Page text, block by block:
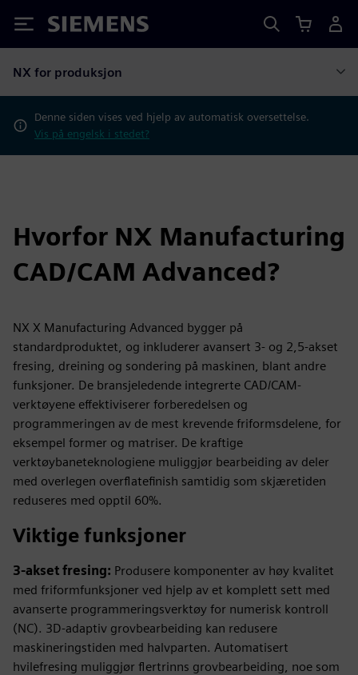
Siemens
NX for produksjon
Denne siden vises ved hjelp av automatisk oversettelse.
Vis på engelsk i stedet?
Hvorfor NX Manufacturing
CAD/CAM Advanced?
NX X Manufacturing Advanced bygger på
standardproduktet, og inkluderer avansert 3- og 2,5-akset
fresing, dreining og sondering på maskinen, blant andre
funksjoner. De bransjeledende integrerte CAD/CAM-
verktøyene effektiviserer forberedelsen og
programmeringen av de mest krevende friformsdelene, for
eksempel former og matriser. De kraftige
verktøybaneteknologiene muliggjør bearbeiding av deler
med overlegen overflatefinish samtidig som skjæretiden
reduseres med opptil 60%.
Viktige funksjoner
3-akset fresing: Produsere komponenter av høy kvalitet
med friformfunksjoner ved hjelp av et komplett sett med
avanserte programmeringsverktøy for numerisk kontroll
(NC). 3D-adaptiv grovbearbeiding kan redusere
maskineringstiden med halvparten. Automatisert
hvilefresing muliggjør flertrinns grovbearbeiding, noe som